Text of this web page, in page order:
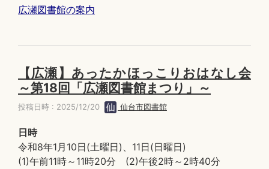
広瀬図書館の案内
【広瀬】あったかほっこりおはなし会
～第18回「広瀬図書館まつり」～
投稿日時 : 2025/12/20 仙台市図書館
日時
令和8年1月10日(土曜日)、11日(日曜日)
(1)午前11時～11時20分 (2)午後2時～2時40分